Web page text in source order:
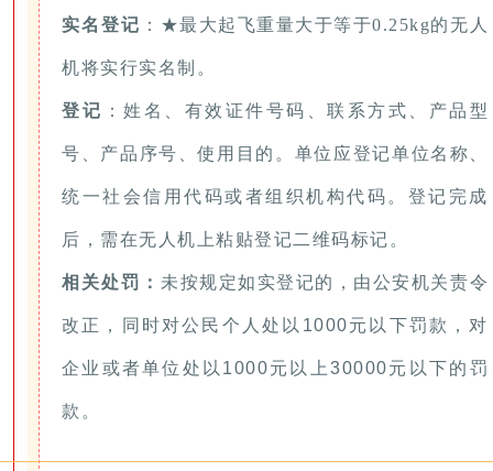
实名登记 ：★最大起飞重量大于等于0.25kg的无人
机将实行实名制。
登记 ：姓名、有效证件号码、联系方式、产品型
号、产品序号、使用目的。单位应登记单位名称、
统一社会信用代码或者组织机构代码。登记完成
后，需在无人机上粘贴登记二维码标记。
相关处罚： 未按规定如实登记的，由公安机关责令
改正，同时对公民个人处以1000元以下罚款，对
企业或者单位处以1000元以上30000元以下的罚
款。